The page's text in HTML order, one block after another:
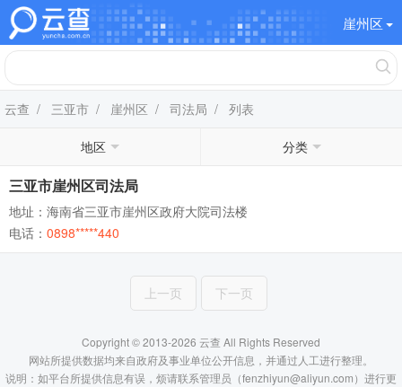
崖州区
云查 / 三亚市 / 崖州区 / 司法局 / 列表
地区 分类
三亚市崖州区司法局
地址：海南省三亚市崖州区政府大院司法楼
电话： 0898*****440
上一页 下一页
Copyright © 2013-2026 云查 All Rights Reserved
网站所提供数据均来自政府及事业单位公开信息，并通过人工进行整理。
说明：如平台所提供信息有误，烦请联系管理员（fenzhiyun@aliyun.com）进行更